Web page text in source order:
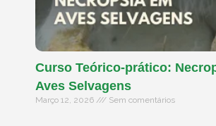
Curso Teórico-prático:
Aves Selvagens
Março 12, 2026 Sem comentários